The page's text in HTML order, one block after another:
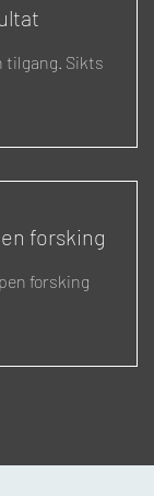
tilgang. Sikts
forsking
forsking